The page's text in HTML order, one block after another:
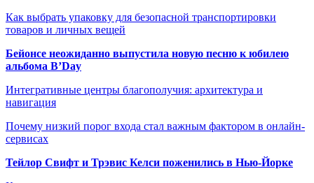
Как выбрать упаковку для безопасной транспортировки
товаров и личных вещей
Бейонсе неожиданно выпустила новую песню к юбилею
альбома B’Day
Интегративные центры благополучия: архитектура и
навигация
Почему низкий порог входа стал важным фактором в онлайн-
сервисах
Тейлор Свифт и Трэвис Келси поженились в Нью-Йорке